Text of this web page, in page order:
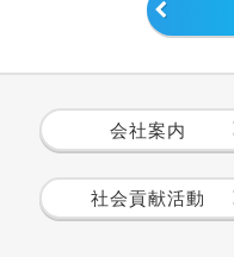
会社案内
社会貢献活動